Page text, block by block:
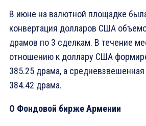
В июне на валютной площадке
конвертация долларов США
драмов по 3 сделкам. В течение
отношению к доллару США
385.25 драма, а
384.42 драма.
O Фондовой бирже Армении